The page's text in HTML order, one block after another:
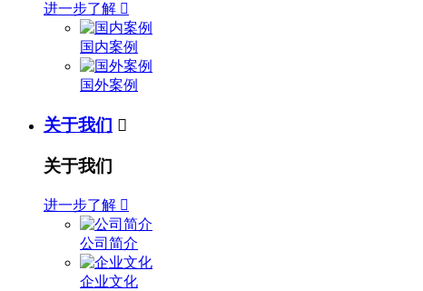
进一步了解 
国内案例
国外案例
关于我们 
关于我们
进一步了解 
公司简介
企业文化